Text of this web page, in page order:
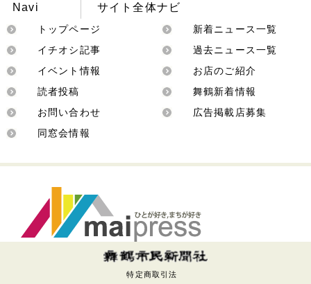
Navi サイト全体ナビ
トップページ
新着ニュース一覧
イチオシ記事
過去ニュース一覧
イベント情報
お店のご紹介
読者投稿
舞鶴新着情報
お問い合わせ
広告掲載店募集
同窓会情報
特定商取引法